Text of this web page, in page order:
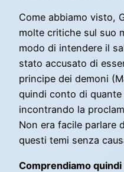
Come abbiamo visto,
molte critiche sul suo
modo di intendere il
stato accusato di
principe dei demoni
quindi conto di
incontrando la
Non era facile parlare
questi temi senza
Comprendiamo quindi